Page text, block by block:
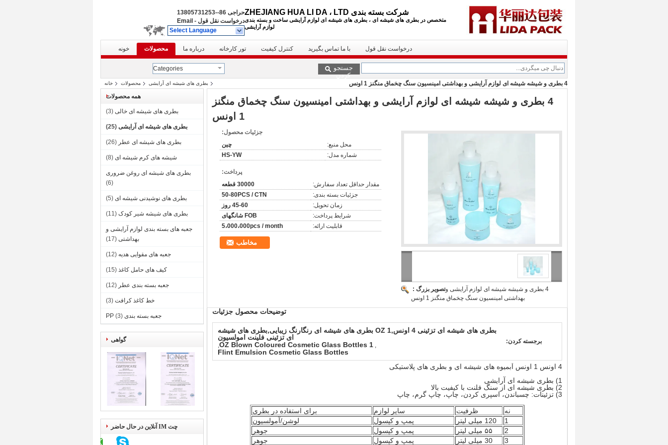
شرکت بسته بندی ZHEJIANG HUA LI DA ، LTD
متخصص در بطری های شیشه ای ، بطری های شیشه ای لوازم آرایشی ساخت و بسته بندی
لوازم آرایشی
حراجی 86--13805731253
درخواست نقل قول -
Email
Select Language
خونه محصولات درباره ما تور کارخانه کنترل کیفیت با ما تماس بگیرید درخواست نقل قول
Categories
جستجو
کردن
خانه محصولات بطری های شیشه ای آرایشی
4 بطری و شیشه شیشه ای لوازم آرایشی و بهداشتی امینسیون سنگ چخماق منگنز 1 اونس
همه محصولات
بطری های شیشه ای خالی (3)
بطری های شیشه ای آرایشی (25)
بطری های شیشه ای عطر (26)
شیشه های کرم شیشه ای (8)
بطری های شیشه ای روغن ضروری
(6)
بطری های نوشیدنی شیشه ای (5)
بطری های شیشه شیر کودک (11)
جعبه های بسته بندی لوازم آرایشی و
بهداشتی (17)
جعبه های مقوایی هدیه (12)
کیف های حامل کاغذ (15)
جعبه بسته بندی عطر (12)
خط کاغذ کرافت (3)
جعبه بسته بندی PP (3)
گواهی
چت IM آنلاین در حال حاضر
4 بطری و شیشه شیشه ای لوازم آرایشی و بهداشتی امینسیون سنگ چخماق منگنز
1 اونس
تصویر بزرگ :4 بطری و شیشه شیشه ای لوازم آرایشی و
بهداشتی امینسیون سنگ چخماق منگنز 1 اونس
جزئیات محصول:
محل منبع:
چین
شماره مدل:
HS-YW
پرداخت:
مقدار حداقل تعداد سفارش:
30000 قطعه
جزئیات بسته بندی:
50-80PCS / CTN
زمان تحویل:
45-60 روز
شرایط پرداخت:
FOB شانگهای
قابلیت ارائه:
5،000،000pcs / month
مخاطب
توضیحات محصول جزئیات
برجسته کردن:
بطری های شیشه ای تزئینی 4 اونس,1 OZ بطری های شیشه ای رنگارنگ زیبایی,بطری های شیشه
ای تزئینی فلینت امولسیون
,
1 OZ Blown Coloured Cosmetic Glass Bottles
,
Flint Emulsion Cosmetic Glass Bottles
4 اونس 1 اونس آبمیوه های شیشه ای و بطری های پلاستیکی
1) بطری شیشه ای آرایشی
2) بطری شیشه ای از سنگ فلنت با کیفیت بالا
3) تزئینات: چسباندن، اسپری کردن، چاپ، چاپ گرم، چاپ
نه ظرفیت سایر لوازم
برای استفاده در بطری
1
120 میلی لیتر پمپ و کپسول
لوشن/آمولسیون
2
۵۵ میلی لیتر پمپ و کپسول
جوهر
3
30 میلی لیتر پمپ و کپسول جوهر